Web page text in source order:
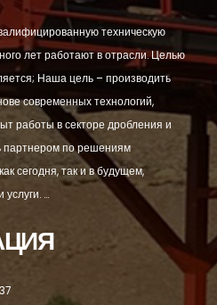
техническую
лет работают в отрасли. Целью
Наша цель – производить
современных технологий,
работы в секторе дробления и
партнером по решениям
сегодня, так и в будущем,
...